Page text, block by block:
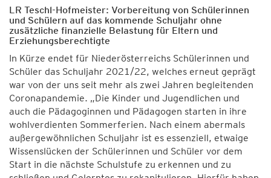
LR Teschl-Hofmeister: Vorbereitung von Schülerinnen
und Schülern auf das kommende Schuljahr ohne
zusätzliche finanzielle Belastung für Eltern und
Erziehungsberechtigte
In Kürze endet für Niederösterreichs Schülerinnen und
Schüler das Schuljahr 2021/22, welches erneut geprägt
war von der uns seit mehr als zwei Jahren begleitenden
Coronapandemie. „Die Kinder und Jugendlichen und
auch die Pädagoginnen und Pädagogen starten in ihre
wohlverdienten Sommerferien. Nach einem abermals
außergewöhnlichen Schuljahr ist es essenziell, etwaige
Wissenslücken der Schülerinnen und Schüler vor dem
Start in die nächste Schulstufe zu erkennen und zu